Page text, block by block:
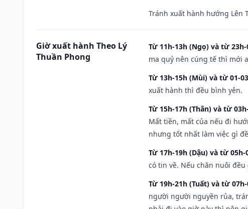
Tránh xuất hành hướng Lên
Giờ xuất hành Theo Lý
Thuần Phong
Từ 11h-13h (Ngọ) và từ 23h-
ma quỷ nên cúng tế thì mới
Từ 13h-15h (Mùi) và từ 01-
xuất hành thì đều bình yên.
Từ 15h-17h (Thân) và từ
Mất tiền, mất của nếu đi
nhưng tốt nhất làm việc gì
Từ 17h-19h (Dậu) và từ 05h-
có tin về. Nếu chăn nuôi
Từ 19h-21h (Tuất) và từ
người người nguyền rủa,